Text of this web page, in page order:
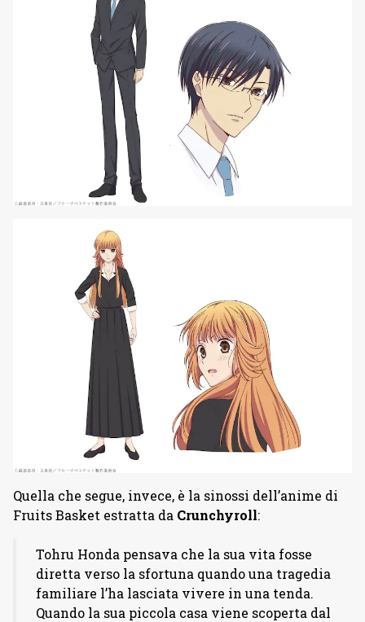
Quella che segue, invece, è la sinossi dell’anime di
Fruits Basket estratta da Crunchyroll:
Tohru Honda pensava che la sua vita fosse
diretta verso la sfortuna quando una tragedia
familiare l’ha lasciata vivere in una tenda.
Quando la sua piccola casa viene scoperta dal